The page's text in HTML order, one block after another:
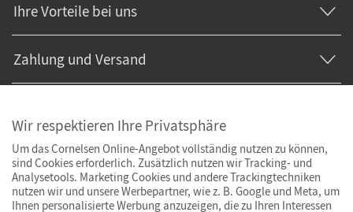
Ihre Vorteile bei uns
Zahlung und Versand
Wir respektieren Ihre Privatsphäre
Um das Cornelsen Online-Angebot vollständig nutzen zu können,
sind Cookies erforderlich. Zusätzlich nutzen wir Tracking- und
Analysetools. Marketing Cookies und andere Trackingtechniken
nutzen wir und unsere Werbepartner, wie z. B. Google und Meta, um
Ihnen personalisierte Werbung anzuzeigen, die zu Ihren Interessen